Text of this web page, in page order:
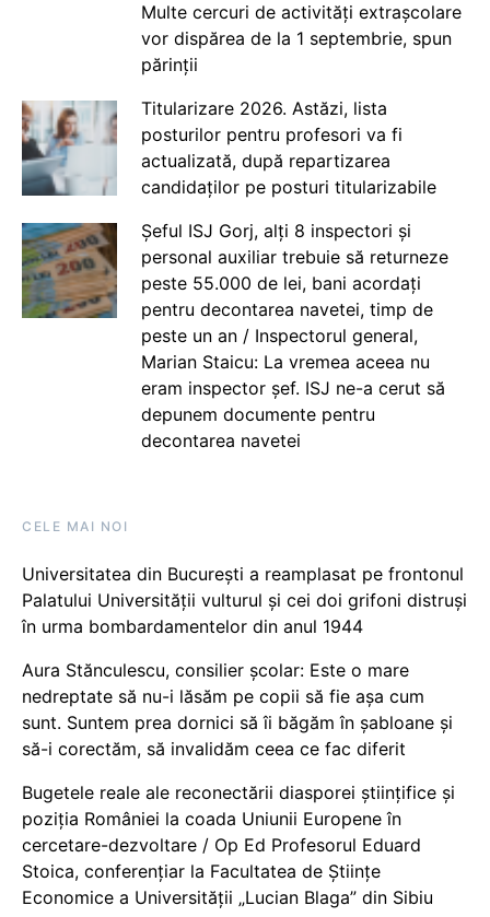
Multe cercuri de activități extrașcolare
vor dispărea de la 1 septembrie, spun
părinții
Titularizare 2026. Astăzi, lista
posturilor pentru profesori va fi
actualizată, după repartizarea
candidaților pe posturi titularizabile
Șeful ISJ Gorj, alți 8 inspectori și
personal auxiliar trebuie să returneze
peste 55.000 de lei, bani acordați
pentru decontarea navetei, timp de
peste un an / Inspectorul general,
Marian Staicu: La vremea aceea nu
eram inspector șef. ISJ ne-a cerut să
depunem documente pentru
decontarea navetei
CELE MAI NOI
Universitatea din București a reamplasat pe frontonul
Palatului Universității vulturul și cei doi grifoni distruși
în urma bombardamentelor din anul 1944
Aura Stănculescu, consilier școlar: Este o mare
nedreptate să nu-i lăsăm pe copii să fie așa cum
sunt. Suntem prea dornici să îi băgăm în șabloane și
să-i corectăm, să invalidăm ceea ce fac diferit
Bugetele reale ale reconectării diasporei științifice și
poziția României la coada Uniunii Europene în
cercetare-dezvoltare / Op Ed Profesorul Eduard
Stoica, conferențiar la Facultatea de Științe
Economice a Universității „Lucian Blaga” din Sibiu